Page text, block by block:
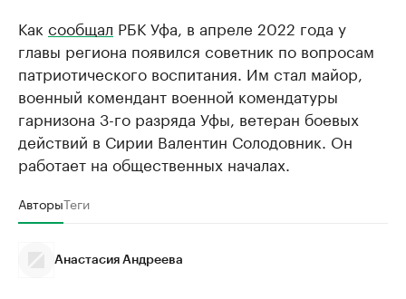
Как сообщал РБК Уфа, в апреле 2022 года у
главы региона появился советник по вопросам
патриотического воспитания. Им стал майор,
военный комендант военной комендатуры
гарнизона 3-го разряда Уфы, ветеран боевых
действий в Сирии Валентин Солодовник. Он
работает на общественных началах.
АвторыТеги
Анастасия Андреева